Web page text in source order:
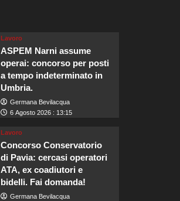
Lavoro
ASPEM Narni assume
operai: concorso per posti
a tempo indeterminato in
Umbria.
Germana Bevilacqua
6 Agosto 2026 : 13:15
Lavoro
Concorso Conservatorio
di Pavia: cercasi operatori
ATA, ex coadiutori e
bidelli. Fai domanda!
Germana Bevilacqua